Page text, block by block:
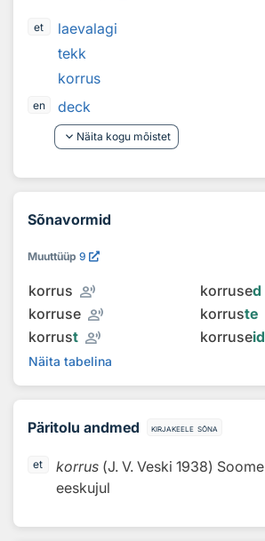
et
laevalagi
tekk
korrus
en
deck
keyboard_arrow_down Näita kogu mõistet
Sõnavormid
Muuttüüp 9
korrus record_voice_over korrused
korruse record_voice_over korruste
korrust record_voice_over korruseid
Näita tabelina
Päritolu andmed kirjakeele sõna
et korrus (J. V. Veski 1938) Soome
eeskujul